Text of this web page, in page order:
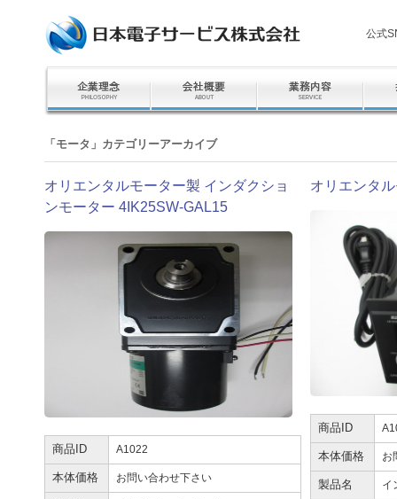
公式
「 モータ 」カテゴリーアーカイブ
オリエンタルモーター製 インダクショ
ンモーター 4IK25SW-GAL15
商品ID A1022
本体価格 お問い合わせ下さい
オリエンタ
商品ID
本体価格 お
製品名 イ